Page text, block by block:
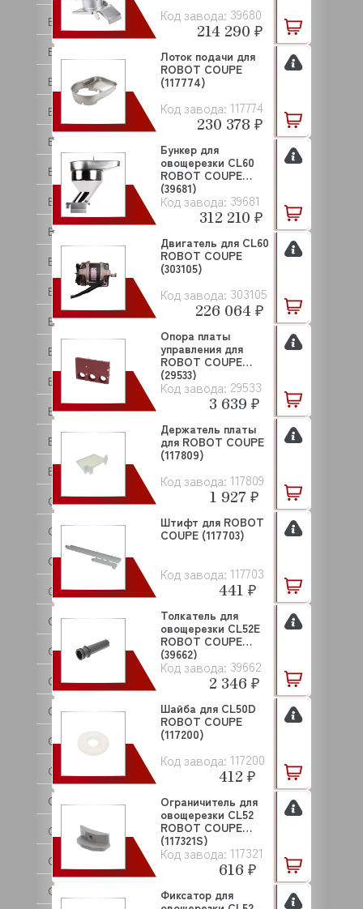
BAKEBERRY
BARBOSSA P.L.
BARTSCHER
BASSANINA
BEAR VARIMIXER
BECKERS
BERKEL
BERTOS
BESSERVACUUM
BOKNI
BONGARD
BRAS
BRAVILOR BONAMAT
BREMA
BRISKLY
BRITA
C.M.A
CAB
CAMBRO
CANCAN
CARBOMA (Карбома)
CARIMALI
CAS
CASADIO
CELME
CHILZ
CIME
CNIX
COFFF
COLDLINE
Код завода: 39680
214 290 ₽
Код завода: 117774
Лоток подачи для
ROBOT COUPE
(117774)
230 378 ₽
Код завода: 39681
Бункер для
овощерезки CL60
ROBOT COUPE
(39681)
312 210 ₽
Код завода: 303105
Двигатель для CL60
ROBOT COUPE
(303105)
226 064 ₽
Код завода: 29533
Опора платы
управления для
ROBOT COUPE
(29533)
3 639 ₽
Код завода: 117809
Держатель платы
для ROBOT COUPE
(117809)
1 927 ₽
Код завода: 117703
Штифт для ROBOT
COUPE (117703)
441 ₽
Код завода: 39662
Толкатель для
овощерезки CL52E
ROBOT COUPE
(39662)
2 346 ₽
Код завода: 117200
Шайба для CL50D
ROBOT COUPE
(117200)
412 ₽
Код завода: 117321
Ограничитель для
овощерезки CL52
ROBOT COUPE
(117321S)
616 ₽
Фиксатор для